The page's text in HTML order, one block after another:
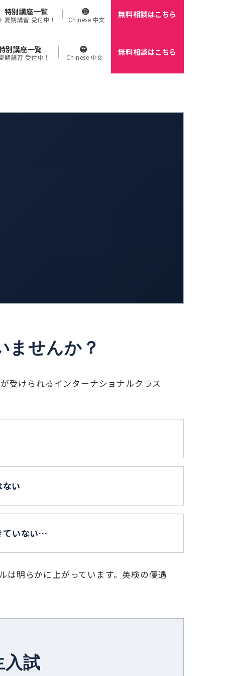
別講座一覧
期講習 受付中！ Chinese 中文
無料相談はこちら
特別講座一覧
夏期講習 受付中！ Chinese 中文
無料相談はこちら
ませんか？
受けられるインターナショナルクラス
い
ていない…
は明らかに上がっています。英検の優遇
入試